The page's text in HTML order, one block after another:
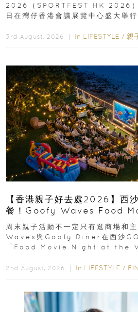
2026（SPORTFEST HK 2026
日在灣仔香港會議展覽中心盛大舉
3rd August, 2026 ｜ In LIFESTYLE / 親
【香港親子好去處2026】西
餐！Goofy Waves Food
外影院逢週末登場
周末親子活動不一定只有逛商場和
Waves與Goofy Diner在西沙
「Food Movie Night at the
2nd August, 2026 ｜ In LIFESTYLE /